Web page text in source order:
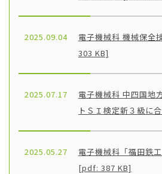
2025.09.04
電子機械科 機械保全
303 KB]
2025.07.17
電子機械科 中四国地
トＳＩ検定新３級に
2025.05.27
電子機械科「福田鉄
[pdf: 387 KB]